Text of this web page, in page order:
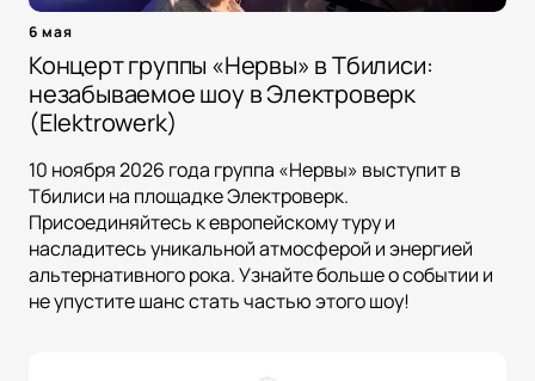
6 мая
Концерт группы «Нервы» в Тбилиси:
незабываемое шоу в Электроверк
(Elektrowerk)
10 ноября 2026 года группа «Нервы» выступит в
Тбилиси на площадке Электроверк.
Присоединяйтесь к европейскому туру и
насладитесь уникальной атмосферой и энергией
альтернативного рока. Узнайте больше о событии и
не упустите шанс стать частью этого шоу!